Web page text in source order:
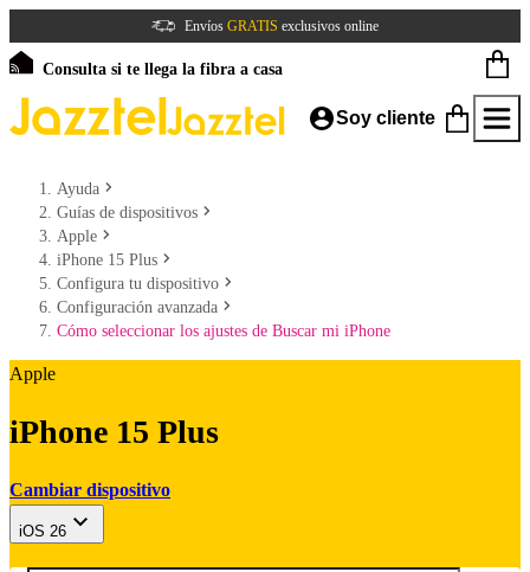
Envíos GRATIS exclusivos online
Consulta si te llega la fibra a casa
Soy cliente
Ayuda
Guías de dispositivos
Apple
iPhone 15 Plus
Configura tu dispositivo
Configuración avanzada
Cómo seleccionar los ajustes de Buscar mi iPhone
Apple
iPhone 15 Plus
Cambiar dispositivo
iOS 26